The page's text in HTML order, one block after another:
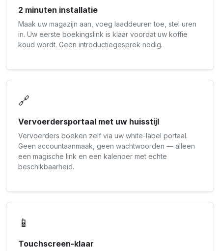
2 minuten installatie
Maak uw magazijn aan, voeg laaddeuren toe, stel uren
in. Uw eerste boekingslink is klaar voordat uw koffie
koud wordt. Geen introductiegesprek nodig.
🔗
Vervoerdersportaal met uw huisstijl
Vervoerders boeken zelf via uw white-label portaal.
Geen accountaanmaak, geen wachtwoorden — alleen
een magische link en een kalender met echte
beschikbaarheid.
📱
Touchscreen-klaar